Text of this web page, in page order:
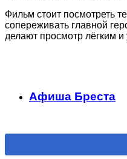
Фильм стоит посмотреть
сопереживать главной
делают просмотр лёгким
Афиша Бреста